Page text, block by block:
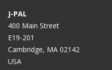
If you read one thing
World Bank Group forum
explore implications of
microcredit
J-PAL
400 Main Street
E19-201
Cambridge, MA 02142
USA